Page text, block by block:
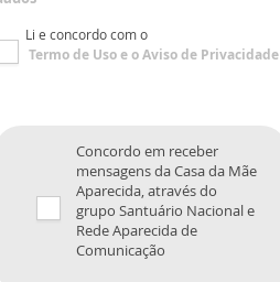
Li e concordo com o
Termo de Usoe oAviso de Privacidade
Concordo em receber
mensagens da Casa da Mãe
Aparecida, através do
grupo Santuário Nacional e
Rede Aparecida de
Comunicação